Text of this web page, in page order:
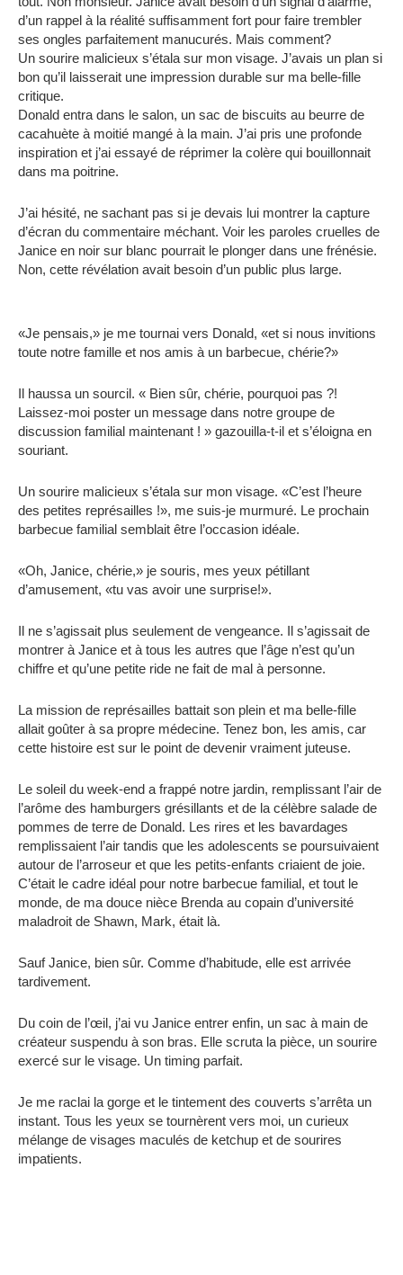
d’un rappel à la réalité suffisamment fort pour faire trembler
ses ongles parfaitement manucurés. Mais comment?
Un sourire malicieux s’étala sur mon visage. J’avais un plan si
bon qu’il laisserait une impression durable sur ma belle-fille
critique.
Donald entra dans le salon, un sac de biscuits au beurre de
cacahuète à moitié mangé à la main. J’ai pris une profonde
inspiration et j’ai essayé de réprimer la colère qui bouillonnait
dans ma poitrine.
J’ai hésité, ne sachant pas si je devais lui montrer la capture
d’écran du commentaire méchant. Voir les paroles cruelles de
Janice en noir sur blanc pourrait le plonger dans une frénésie.
Non, cette révélation avait besoin d’un public plus large.
«Je pensais,» je me tournai vers Donald, «et si nous invitions
toute notre famille et nos amis à un barbecue, chérie?»
Il haussa un sourcil. « Bien sûr, chérie, pourquoi pas ?!
Laissez-moi poster un message dans notre groupe de
discussion familial maintenant ! » gazouilla-t-il et s’éloigna en
souriant.
Un sourire malicieux s’étala sur mon visage. «C’est l’heure
des petites représailles !», me suis-je murmuré. Le prochain
barbecue familial semblait être l’occasion idéale.
«Oh, Janice, chérie,» je souris, mes yeux pétillant
d’amusement, «tu vas avoir une surprise!».
Il ne s’agissait plus seulement de vengeance. Il s’agissait de
montrer à Janice et à tous les autres que l’âge n’est qu’un
chiffre et qu’une petite ride ne fait de mal à personne.
La mission de représailles battait son plein et ma belle-fille
allait goûter à sa propre médecine. Tenez bon, les amis, car
cette histoire est sur le point de devenir vraiment juteuse.
Le soleil du week-end a frappé notre jardin, remplissant l’air de
l’arôme des hamburgers grésillants et de la célèbre salade de
pommes de terre de Donald. Les rires et les bavardages
remplissaient l’air tandis que les adolescents se poursuivaient
autour de l’arroseur et que les petits-enfants criaient de joie.
C’était le cadre idéal pour notre barbecue familial, et tout le
monde, de ma douce nièce Brenda au copain d’université
maladroit de Shawn, Mark, était là.
Sauf Janice, bien sûr. Comme d’habitude, elle est arrivée
tardivement.
Du coin de l’œil, j’ai vu Janice entrer enfin, un sac à main de
créateur suspendu à son bras. Elle scruta la pièce, un sourire
exercé sur le visage. Un timing parfait.
Je me raclai la gorge et le tintement des couverts s’arrêta un
instant. Tous les yeux se tournèrent vers moi, un curieux
mélange de visages maculés de ketchup et de sourires
impatients.